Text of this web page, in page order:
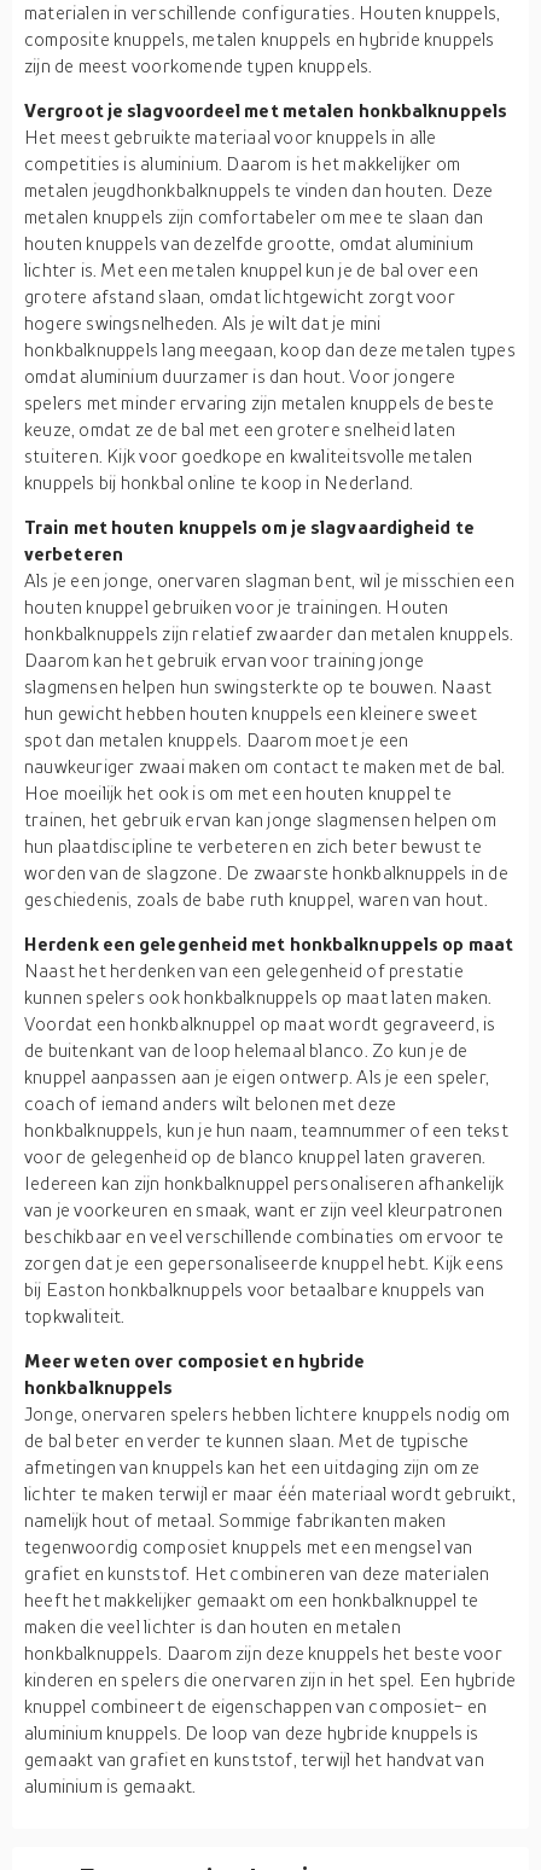
materialen in verschillende configuraties. Houten knuppels,
composite knuppels, metalen knuppels en hybride knuppels
zijn de meest voorkomende typen knuppels.
Vergroot je slagvoordeel met metalen honkbalknuppels
Het meest gebruikte materiaal voor knuppels in alle
competities is aluminium. Daarom is het makkelijker om
metalen jeugdhonkbalknuppels te vinden dan houten. Deze
metalen knuppels zijn comfortabeler om mee te slaan dan
houten knuppels van dezelfde grootte, omdat aluminium
lichter is. Met een metalen knuppel kun je de bal over een
grotere afstand slaan, omdat lichtgewicht zorgt voor
hogere swingsnelheden. Als je wilt dat je mini
honkbalknuppels lang meegaan, koop dan deze metalen types
omdat aluminium duurzamer is dan hout. Voor jongere
spelers met minder ervaring zijn metalen knuppels de beste
keuze, omdat ze de bal met een grotere snelheid laten
stuiteren. Kijk voor goedkope en kwaliteitsvolle metalen
knuppels bij honkbal online te koop in Nederland.
Train met houten knuppels om je slagvaardigheid te
verbeteren
Als je een jonge, onervaren slagman bent, wil je misschien een
houten knuppel gebruiken voor je trainingen. Houten
honkbalknuppels zijn relatief zwaarder dan metalen knuppels.
Daarom kan het gebruik ervan voor training jonge
slagmensen helpen hun swingsterkte op te bouwen. Naast
hun gewicht hebben houten knuppels een kleinere sweet
spot dan metalen knuppels. Daarom moet je een
nauwkeuriger zwaai maken om contact te maken met de bal.
Hoe moeilijk het ook is om met een houten knuppel te
trainen, het gebruik ervan kan jonge slagmensen helpen om
hun plaatdiscipline te verbeteren en zich beter bewust te
worden van de slagzone. De zwaarste honkbalknuppels in de
geschiedenis, zoals de babe ruth knuppel, waren van hout.
Herdenk een gelegenheid met honkbalknuppels op maat
Naast het herdenken van een gelegenheid of prestatie
kunnen spelers ook honkbalknuppels op maat laten maken.
Voordat een honkbalknuppel op maat wordt gegraveerd, is
de buitenkant van de loop helemaal blanco. Zo kun je de
knuppel aanpassen aan je eigen ontwerp. Als je een speler,
coach of iemand anders wilt belonen met deze
honkbalknuppels, kun je hun naam, teamnummer of een tekst
voor de gelegenheid op de blanco knuppel laten graveren.
Iedereen kan zijn honkbalknuppel personaliseren afhankelijk
van je voorkeuren en smaak, want er zijn veel kleurpatronen
beschikbaar en veel verschillende combinaties om ervoor te
zorgen dat je een gepersonaliseerde knuppel hebt. Kijk eens
bij Easton honkbalknuppels voor betaalbare knuppels van
topkwaliteit.
Meer weten over composiet en hybride
honkbalknuppels
Jonge, onervaren spelers hebben lichtere knuppels nodig om
de bal beter en verder te kunnen slaan. Met de typische
afmetingen van knuppels kan het een uitdaging zijn om ze
lichter te maken terwijl er maar één materiaal wordt gebruikt,
namelijk hout of metaal. Sommige fabrikanten maken
tegenwoordig composiet knuppels met een mengsel van
grafiet en kunststof. Het combineren van deze materialen
heeft het makkelijker gemaakt om een honkbalknuppel te
maken die veel lichter is dan houten en metalen
honkbalknuppels. Daarom zijn deze knuppels het beste voor
kinderen en spelers die onervaren zijn in het spel. Een hybride
knuppel combineert de eigenschappen van composiet- en
aluminium knuppels. De loop van deze hybride knuppels is
gemaakt van grafiet en kunststof, terwijl het handvat van
aluminium is gemaakt.